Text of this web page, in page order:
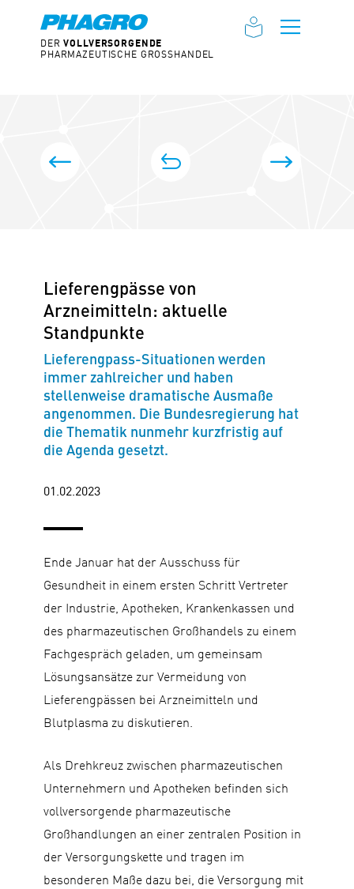
DERVOLLVERSORGENDE
PHARMAZEUTISCHE GROSSHANDEL
BEITRAGS-NAVIGATION
Lieferengpässe von
Arzneimitteln: aktuelle
Standpunkte
Lieferengpass-Situationen werden
immer zahlreicher und haben
stellenweise dramatische Ausmaße
angenommen. Die Bundesregierung hat
die Thematik nunmehr kurzfristig auf
die Agenda gesetzt.
01.02.2023
Ende Januar hat der Ausschuss für
Gesundheit in einem ersten Schritt Vertreter
der Industrie, Apotheken, Krankenkassen und
des pharmazeutischen Großhandels zu einem
Fachgespräch geladen, um gemeinsam
Lösungsansätze zur Vermeidung von
Lieferengpässen bei Arzneimitteln und
Blutplasma zu diskutieren.
Als Drehkreuz zwischen pharmazeutischen
Unternehmern und Apotheken befinden sich
vollversorgende pharmazeutische
Großhandlungen an einer zentralen Position in
der Versorgungskette und tragen im
besonderen Maße dazu bei, die Versorgung mit